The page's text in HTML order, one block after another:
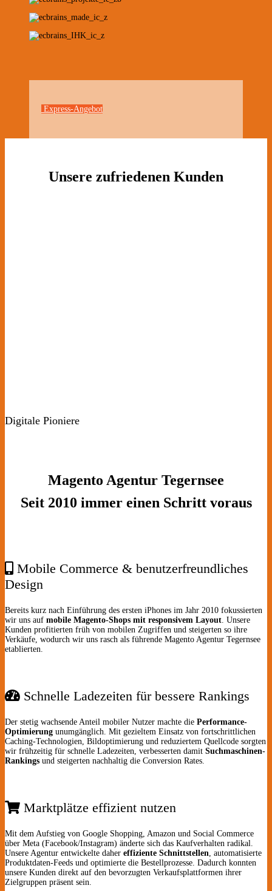
Express-Angebot
Unsere zufriedenen Kunden
Digitale Pioniere
Magento Agentur Tegernsee
Seit 2010 immer einen Schritt voraus
Mobile Commerce & benutzerfreundliches
Design
Bereits kurz nach Einführung des ersten iPhones im Jahr 2010 fokussierten
wir uns auf mobile Magento-Shops mit responsivem Layout . Unsere
Kunden profitierten früh von mobilen Zugriffen und steigerten so ihre
Verkäufe, wodurch wir uns rasch als führende Magento Agentur Tegernsee
etablierten.
Schnelle Ladezeiten für bessere Rankings
Der stetig wachsende Anteil mobiler Nutzer machte die Performance-
Optimierung unumgänglich. Mit gezieltem Einsatz von fortschrittlichen
Caching-Technologien, Bildoptimierung und reduziertem Quellcode sorgten
wir frühzeitig für schnelle Ladezeiten, verbesserten damit Suchmaschinen-
Rankings und steigerten nachhaltig die Conversion Rates.
Marktplätze effizient nutzen
Mit dem Aufstieg von Google Shopping, Amazon und Social Commerce
über Meta (Facebook/Instagram) änderte sich das Kaufverhalten radikal.
Unsere Agentur entwickelte daher effiziente Schnittstellen , automatisierte
Produktdaten-Feeds und optimierte die Bestellprozesse. Dadurch konnten
unsere Kunden direkt auf den bevorzugten Verkaufsplattformen ihrer
Zielgruppen präsent sein.